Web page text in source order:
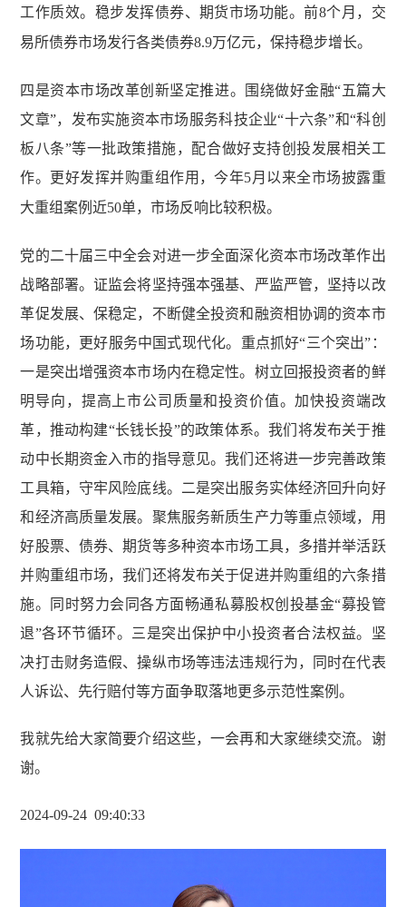
工作质效。稳步发挥债券、期货市场功能。前8个月，交
易所债券市场发行各类债券8.9万亿元，保持稳步增长。
四是资本市场改革创新坚定推进。围绕做好金融“五篇大
文章”，发布实施资本市场服务科技企业“十六条”和“科创
板八条”等一批政策措施，配合做好支持创投发展相关工
作。更好发挥并购重组作用，今年5月以来全市场披露重
大重组案例近50单，市场反响比较积极。
党的二十届三中全会对进一步全面深化资本市场改革作出
战略部署。证监会将坚持强本强基、严监严管，坚持以改
革促发展、保稳定，不断健全投资和融资相协调的资本市
场功能，更好服务中国式现代化。重点抓好“三个突出”：
一是突出增强资本市场内在稳定性。树立回报投资者的鲜
明导向，提高上市公司质量和投资价值。加快投资端改
革，推动构建“长钱长投”的政策体系。我们将发布关于推
动中长期资金入市的指导意见。我们还将进一步完善政策
工具箱，守牢风险底线。二是突出服务实体经济回升向好
和经济高质量发展。聚焦服务新质生产力等重点领域，用
好股票、债券、期货等多种资本市场工具，多措并举活跃
并购重组市场，我们还将发布关于促进并购重组的六条措
施。同时努力会同各方面畅通私募股权创投基金“募投管
退”各环节循环。三是突出保护中小投资者合法权益。坚
决打击财务造假、操纵市场等违法违规行为，同时在代表
人诉讼、先行赔付等方面争取落地更多示范性案例。
我就先给大家简要介绍这些，一会再和大家继续交流。谢
谢。
2024-09-24 09:40:33